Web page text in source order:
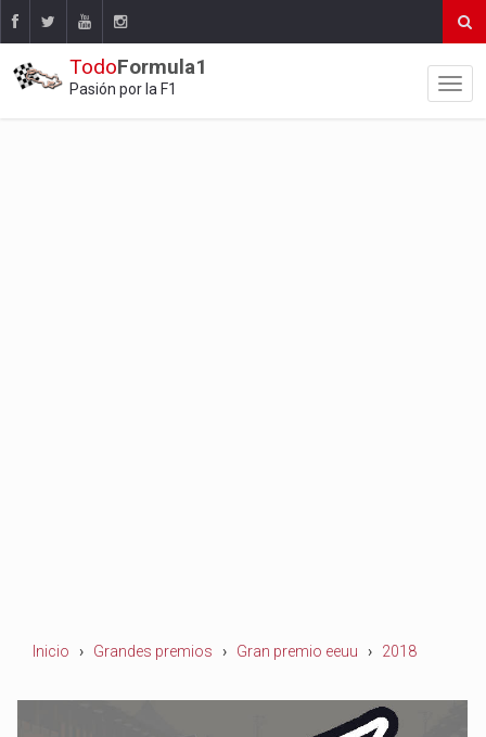
TodoFormula1
Pasión por la F1
Inicio Grandes premios Gran premio eeuu 2018